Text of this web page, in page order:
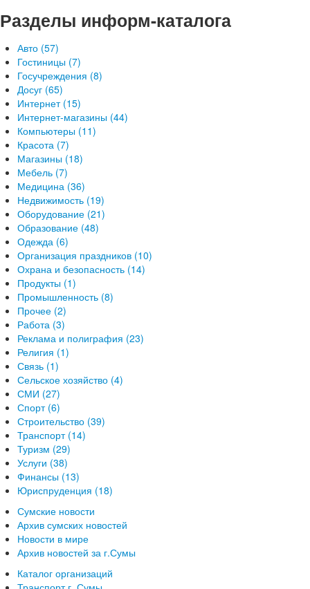
Разделы информ-каталога
Авто (57)
Гостиницы (7)
Госучреждения (8)
Досуг (65)
Интернет (15)
Интернет-магазины (44)
Компьютеры (11)
Красота (7)
Магазины (18)
Мебель (7)
Медицина (36)
Недвижимость (19)
Оборудование (21)
Образование (48)
Одежда (6)
Организация праздников (10)
Охрана и безопасность (14)
Продукты (1)
Промышленность (8)
Прочее (2)
Работа (3)
Реклама и полиграфия (23)
Религия (1)
Связь (1)
Сельское хозяйство (4)
СМИ (27)
Спорт (6)
Строительство (39)
Транспорт (14)
Туризм (29)
Услуги (38)
Финансы (13)
Юриспруденция (18)
Сумские новости
Архив сумских новостей
Новости в мире
Архив новостей за г.Сумы
Каталог организаций